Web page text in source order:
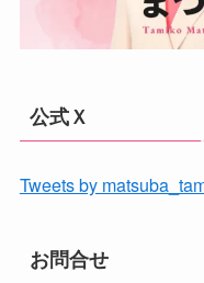
公式Ｘ
Tweets by
お問合せ